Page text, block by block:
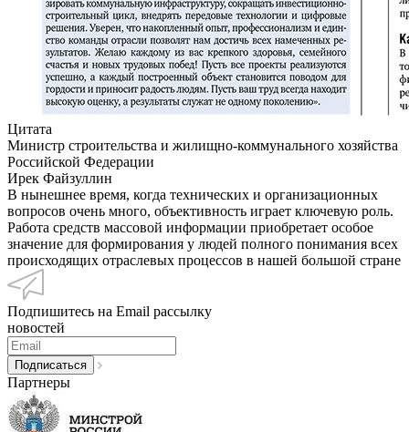
Цитата
Министр строительства и жилищно-коммунального хозяйства
Российской Федерации
Ирек Файзуллин
В нынешнее время, когда технических и организационных
вопросов очень много, объективность играет ключевую роль.
Работа средств массовой информации приобретает особое
значение для формирования у людей полного понимания всех
происходящих отраслевых процессов в нашей большой стране
Подпишитесь на Email рассылку
новостей
Партнеры